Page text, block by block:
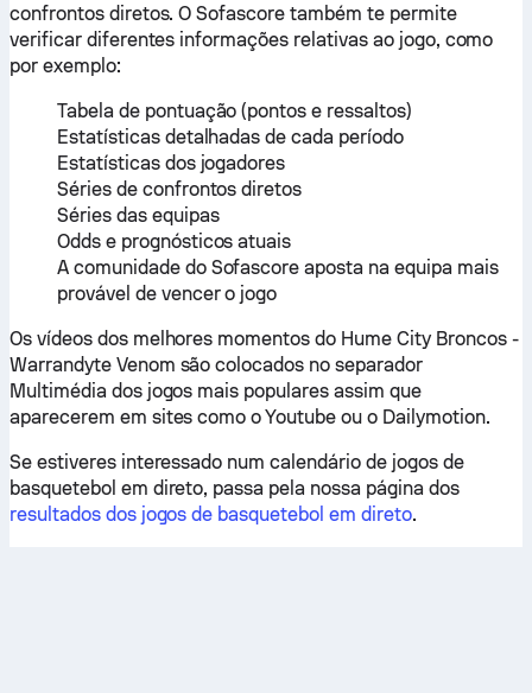
confrontos diretos. O Sofascore também te permite
verificar diferentes informações relativas ao jogo, como
por exemplo:
Tabela de pontuação (pontos e ressaltos)
Estatísticas detalhadas de cada período
Estatísticas dos jogadores
Séries de confrontos diretos
Séries das equipas
Odds e prognósticos atuais
A comunidade do Sofascore aposta na equipa mais
provável de vencer o jogo
Os vídeos dos melhores momentos do Hume City Broncos -
Warrandyte Venom são colocados no separador
Multimédia dos jogos mais populares assim que
aparecerem em sites como o Youtube ou o Dailymotion.
Se estiveres interessado num calendário de jogos de
basquetebol em direto, passa pela nossa página dos
resultados dos jogos de basquetebol em direto.